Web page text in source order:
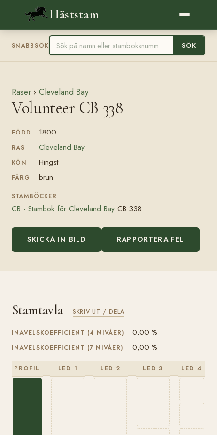
Häststam
SNABBSÖK SÖK
Raser › Cleveland Bay
Volunteer CB 338
FÖDD 1800
RAS Cleveland Bay
KÖN Hingst
FÄRG brun
STAMBÖCKER
CB - Stambok för Cleveland Bay CB 338
SKICKA IN BILD RAPPORTERA FEL
Stamtavla SKRIV UT / DELA
INAVELSKOEFFICIENT (4 NIVÅER) 0,00 %
INAVELSKOEFFICIENT (7 NIVÅER) 0,00 %
PROFIL LED 1 LED 2 LED 3 LED 4